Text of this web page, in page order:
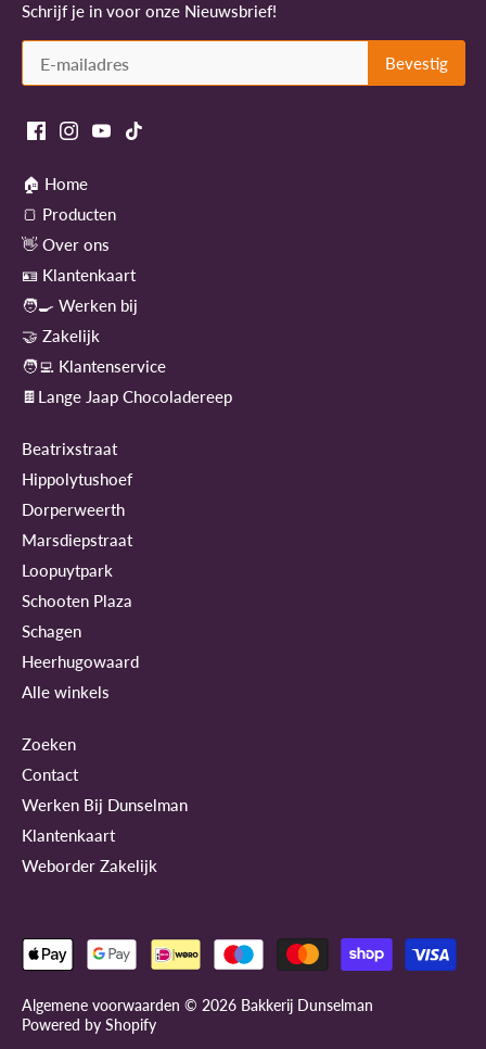
Schrijf je in voor onze Nieuwsbrief!
🏠 Home
🍞 Producten
👋 Over ons
🪪 Klantenkaart
🧑‍🍳 Werken bij
🤝 Zakelijk
🧑‍💻 Klantenservice
🍫Lange Jaap Chocoladereep
Beatrixstraat
Hippolytushoef
Dorperweerth
Marsdiepstraat
Loopuytpark
Schooten Plaza
Schagen
Heerhugowaard
Alle winkels
Zoeken
Contact
Werken Bij Dunselman
Klantenkaart
Weborder Zakelijk
Algemene voorwaarden © 2026 Bakkerij Dunselman
Powered by Shopify